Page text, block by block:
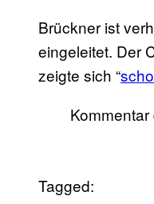
Brückner ist
eingeleitet. Der
zeigte sich “
Tagged: